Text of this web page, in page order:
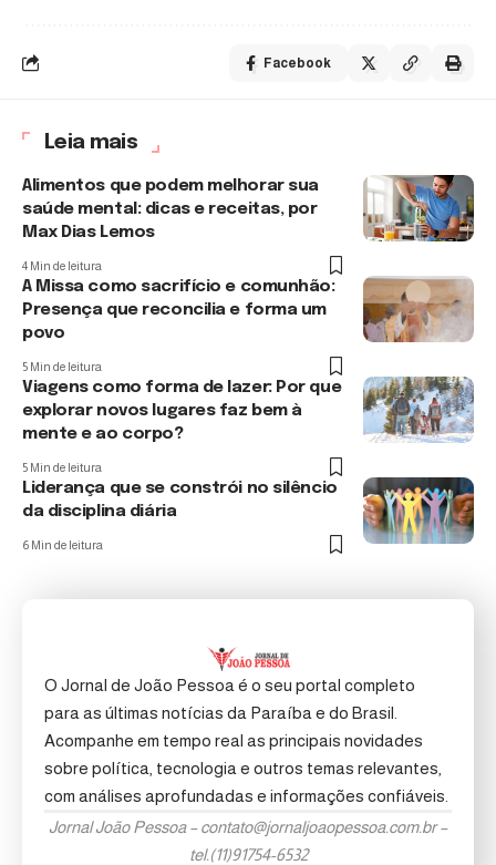
Facebook
Leia mais
Alimentos que podem melhorar sua
saúde mental: dicas e receitas, por
Max Dias Lemos
4 Min de leitura
A Missa como sacrifício e comunhão:
Presença que reconcilia e forma um
povo
5 Min de leitura
Viagens como forma de lazer: Por que
explorar novos lugares faz bem à
mente e ao corpo?
5 Min de leitura
Liderança que se constrói no silêncio
da disciplina diária
6 Min de leitura
O Jornal de João Pessoa é o seu portal completo
para as últimas notícias da Paraíba e do Brasil.
Acompanhe em tempo real as principais novidades
sobre política, tecnologia e outros temas relevantes,
com análises aprofundadas e informações confiáveis.
Jornal João Pessoa –contato@jornaljoaopessoa.com.br–
tel.(11)91754-6532